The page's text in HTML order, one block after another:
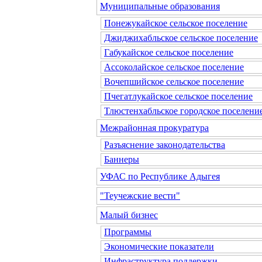
Муниципальные образования
Понежукайское сельское поселение
Джиджихабльское сельское поселение
Габукайское сельское поселение
Ассоколайское сельское поселение
Вочепшийское сельское поселение
Пчегатлукайское сельское поселение
Тлюстенхабльское городское
Межрайонная прокуратура
Разъяснение законодательства
Баннеры
УФАС по Республике Адыгея
"Теучежские вести"
Малый бизнес
Программы
Экономические показатели